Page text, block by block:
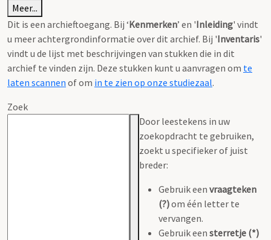
Meer...
Dit is een archieftoegang. Bij ‘Kenmerken’ en 'Inleiding' vindt
u meer achtergrondinformatie over dit archief. Bij 'Inventaris'
vindt u de lijst met beschrijvingen van stukken die in dit
archief te vinden zijn. Deze stukken kunt u aanvragen om te
laten scannen of om in te zien op onze studiezaal.
Zoek
Door leestekens in uw
zoekopdracht te gebruiken,
zoekt u specifieker of juist
breder:
Gebruik een vraagteken
(?)om één letter te
vervangen.
Gebruik een sterretje (*)